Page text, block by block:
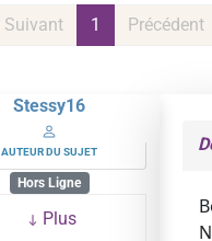
Précédent
1
Suivant
Stessy16
AUTEUR DU SUJET
Hors Ligne
Plus